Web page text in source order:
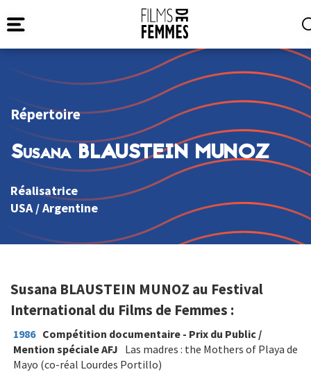
Répertoire
Susana BLAUSTEIN MUNOZ
Réalisatrice
USA/Argentine
Susana BLAUSTEIN MUNOZ au Festival
International du Films de Femmes :
1986 Compétition documentaire - Prix du Public /
Mention spéciale AFJ Las madres : the Mothers of Playa de
Mayo (co-réal Lourdes Portillo)